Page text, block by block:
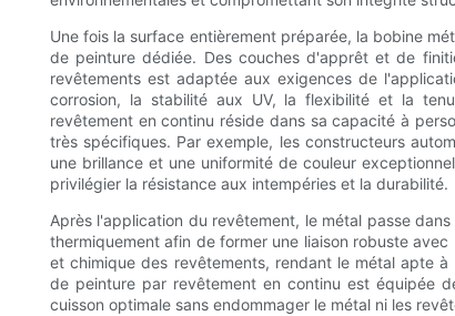
Une fois la surface entièrement préparée, la bobine
de peinture dédiée. Des couches d'apprêt et de
revêtements est adaptée aux exigences de
corrosion, la stabilité aux UV, la flexibilité et la
revêtement en continu réside dans sa capacité à
très spécifiques. Par exemple, les constructeurs
une brillance et une uniformité de couleur
privilégier la résistance aux intempéries et la durabilité.
Après l'application du revêtement, le métal passe
thermiquement afin de former une liaison robuste
et chimique des revêtements, rendant le métal apte
de peinture par revêtement en continu est équipée
cuisson optimale sans endommager le métal ni les